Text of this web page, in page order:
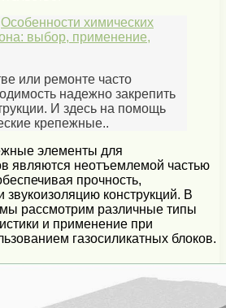
Особенности химических
выбор, применение,
или ремонте часто
надежно закрепить
И здесь на помощь
крепежные..
элементы для
являются неотъемлемой частью
прочность,
звукоизоляцию конструкций. В
рассмотрим различные типы
и применение при
газосиликатных блоков.